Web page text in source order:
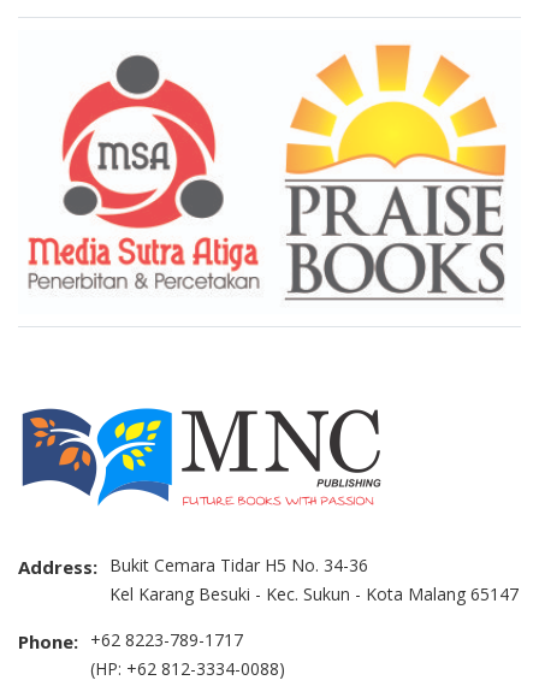
Address: Bukit Cemara Tidar H5 No. 34-36
Kel Karang Besuki - Kec. Sukun - Kota Malang 65147
Phone: +62 8223-789-1717
(HP: +62 812-3334-0088)